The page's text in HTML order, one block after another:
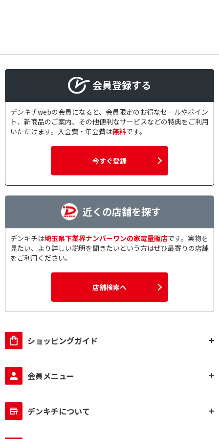
会員登録する
デンキチwebの会員になると、会員限定のお得なセールやポイン
ト、新商品のご案内、その他便利なサービスなどの特典をご利用
いただけます。入会費・年会費は無料です。
今すぐ登録
近くの店舗を探す
デンキチは埼玉県下業界ナンバーワンの家電量販店です。実物を
見たい、より詳しい説明を聞きたいという方はぜひ最寄りの店舗
をご利用ください。
店舗検索へ
ショッピングガイド
会員メニュー
デンキチについて